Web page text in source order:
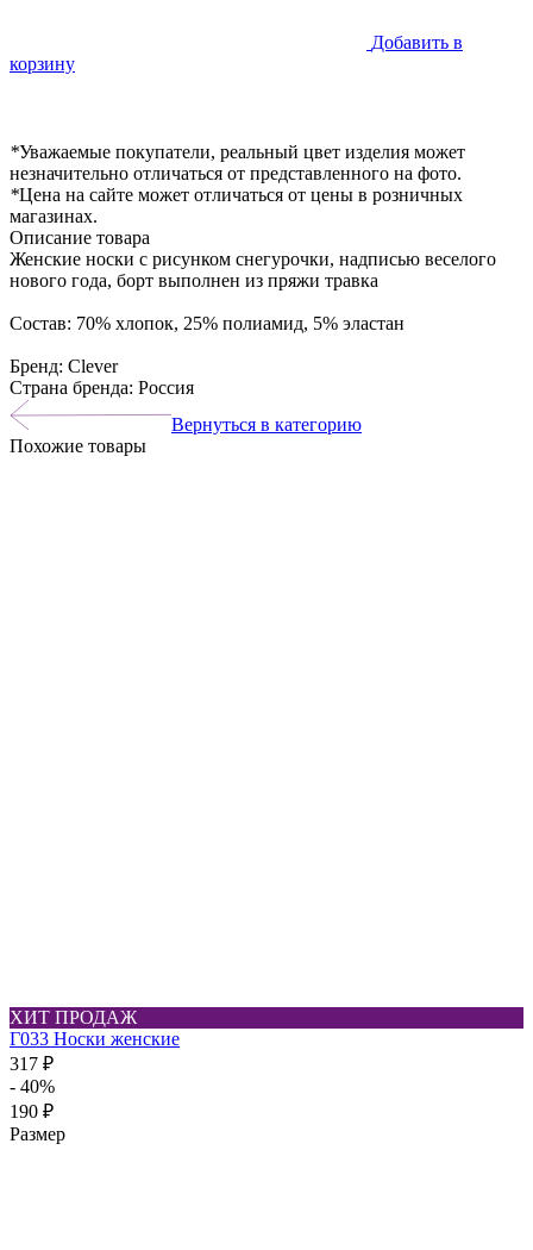
Добавить в
корзину
*Уважаемые покупатели, реальный цвет изделия может
незначительно отличаться от представленного на фото.
*Цена на сайте может отличаться от цены в розничных
магазинах.
Описание товара
Женские носки с рисунком снегурочки, надписью веселого
нового года, борт выполнен из пряжи травка
Состав: 70% хлопок, 25% полиамид, 5% эластан
Бренд: Clever
Страна бренда: Россия
Вернуться в категорию
Похожие товары
ХИТ ПРОДАЖ
Г033 Носки женские
317 ₽
- 40%
190 ₽
Размер